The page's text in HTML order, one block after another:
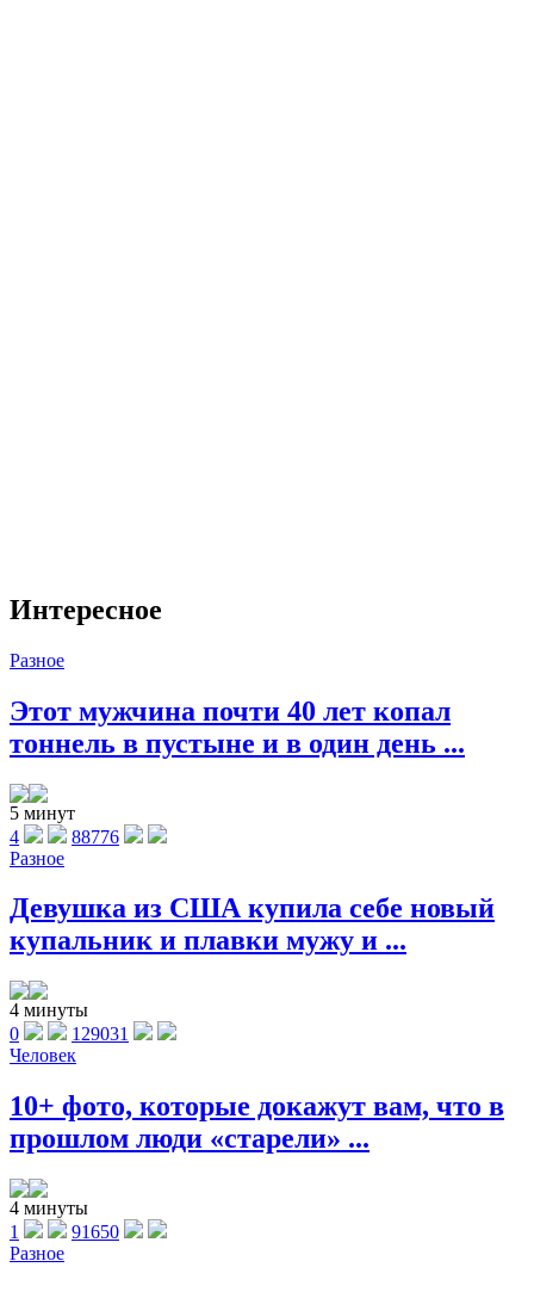
Интересное
Разное
Этот мужчина почти 40 лет копал
тоннель в пустыне и в один день ...
5 минут
4
88776
Разное
Девушка из США купила себе новый
купальник и плавки мужу и ...
4 минуты
0
129031
Человек
10+ фото, которые докажут вам, что в
прошлом люди «старели» ...
4 минуты
1
91650
Разное